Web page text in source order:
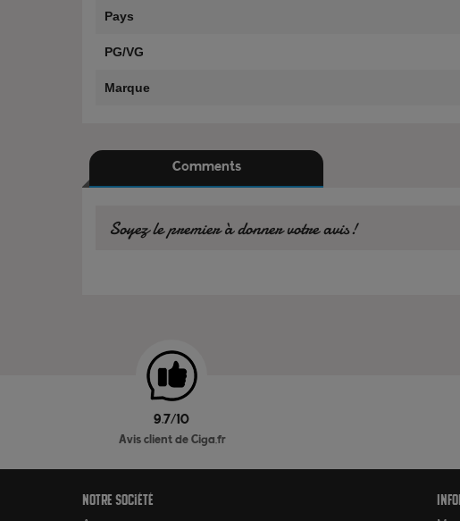
Pays
PG/VG
Marque
Comments
Soyez le premier à donner votre avis!
9.7/10
Avis client de Ciga.fr
Notre société